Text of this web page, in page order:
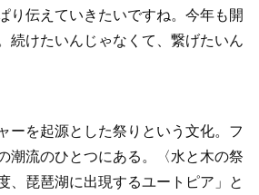
り伝えていきたいですね。今年も開
続けたいんじゃなくて、繋げたいん
ーを起源とした祭りという文化。フ
潮流のひとつにある。〈水と木の祭
、琵琶湖に出現するユートピア」と